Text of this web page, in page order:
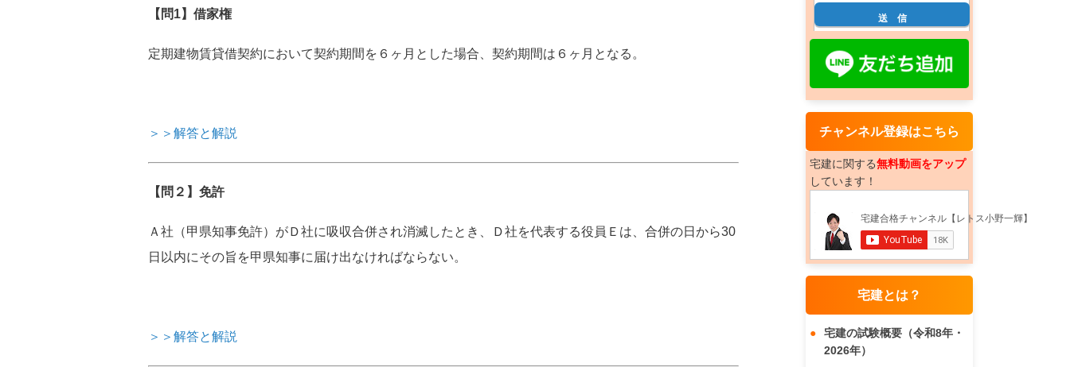
【問1】借家権
定期建物賃貸借契約において契約期間を６ヶ月とした場合、契約期間は６ヶ月となる。
＞＞解答と解説
【問２】免許
Ａ社（甲県知事免許）がＤ社に吸収合併され消滅したとき、Ｄ社を代表する役員Ｅは、合併の日から30
日以内にその旨を甲県知事に届け出なければならない。
＞＞解答と解説
チャンネル登録はこちら
宅建に関する無料動画をアップ
しています！
宅建とは？
宅建の試験概要（令和8年・
2026年）